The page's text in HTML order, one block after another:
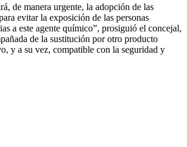
de manera urgente, la adopción de las
evitar la exposición de las personas
a este agente químico”, prosiguió el concejal,
de la sustitución por otro producto
y a su vez, compatible con la seguridad y